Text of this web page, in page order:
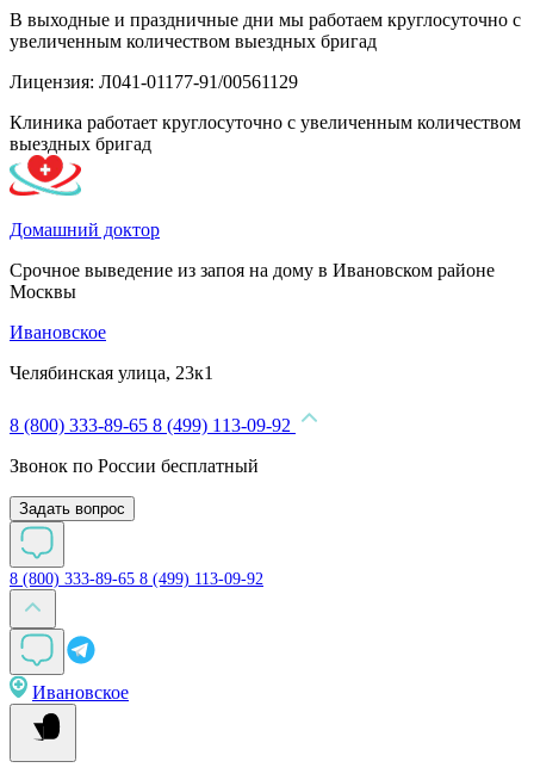
В выходные и праздничные дни мы работаем круглосуточно с
увеличенным количеством выездных бригад
Лицензия: Л041-01177-91/00561129
Клиника работает круглосуточно с увеличенным количеством
выездных бригад
Домашний доктор
Срочное выведение из запоя на дому в Ивановском районе
Москвы
Ивановское
Челябинская улица, 23к1
8 (800) 333-89-65 8 (499) 113-09-92
Звонок по России бесплатный
Задать вопрос
8 (800) 333-89-65 8 (499) 113-09-92
Ивановское